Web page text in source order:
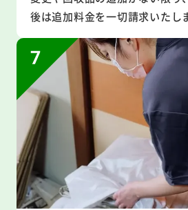
後は追加料金を一切請求いたし